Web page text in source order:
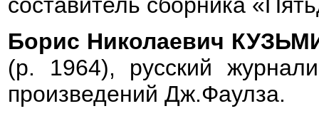
составитель сборника
Борис Николаевич
(р. 1964), русский
произведений Дж.Фаулза.